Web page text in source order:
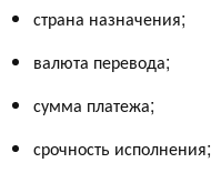
страна назначения;
валюта перевода;
сумма платежа;
срочность исполнения;